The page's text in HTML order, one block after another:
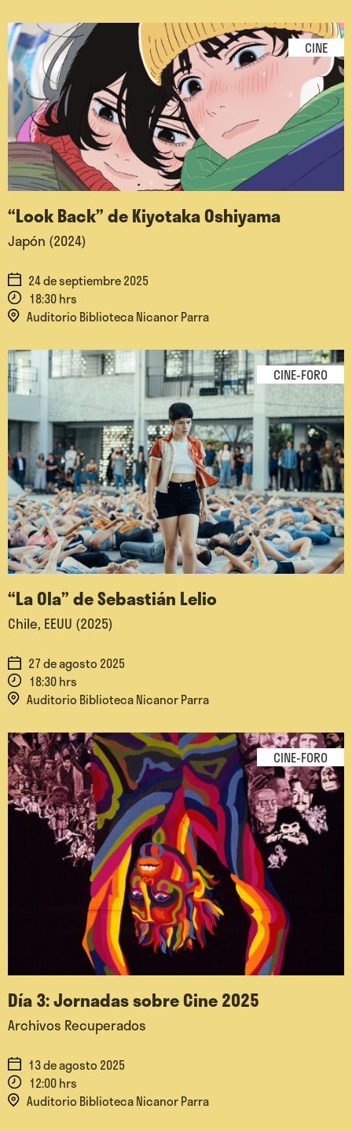
CINE
“Look Back” de Kiyotaka Oshiyama
Japón (2024)
24 de septiembre 2025
18:30 hrs
Auditorio Biblioteca Nicanor Parra
CINE-FORO
“La Ola” de Sebastián Lelio
Chile, EEUU (2025)
27 de agosto 2025
18:30 hrs
Auditorio Biblioteca Nicanor Parra
CINE-FORO
Día 3: Jornadas sobre Cine 2025
Archivos Recuperados
13 de agosto 2025
12:00 hrs
Auditorio Biblioteca Nicanor Parra